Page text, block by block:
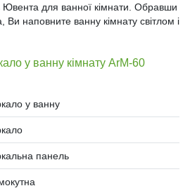
Ювента для ванної кімнати. Обравши
наповните ванну кімнату світлом і
у ванну кімнату ArM-60
у ванну
панель